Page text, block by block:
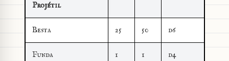
Projétil
Besta 25 50 d6
Funda 1 1 d4